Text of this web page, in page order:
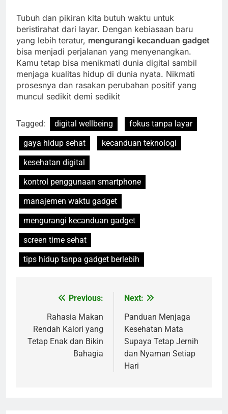
Tubuh dan pikiran kita butuh waktu untuk
beristirahat dari layar. Dengan kebiasaan baru
yang lebih teratur, mengurangi kecanduan gadget
bisa menjadi perjalanan yang menyenangkan.
Kamu tetap bisa menikmati dunia digital sambil
menjaga kualitas hidup di dunia nyata. Nikmati
prosesnya dan rasakan perubahan positif yang
muncul sedikit demi sedikit
Tagged: digital wellbeing
fokus tanpa layar
gaya hidup sehat
kecanduan teknologi
kesehatan digital
kontrol penggunaan smartphone
manajemen waktu gadget
mengurangi kecanduan gadget
screen time sehat
tips hidup tanpa gadget berlebih
NavigasiPrevious:
Rahasia Makan
Rendah Kalori yang
Tetap Enak dan Bikin
Bahagia
Next:
Panduan Menjaga
Kesehatan Mata
Supaya Tetap Jernih
dan Nyaman Setiap
Hari